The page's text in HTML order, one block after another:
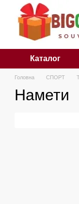
Перейти до основного
Каталог
Головна СПОРТ
Намети